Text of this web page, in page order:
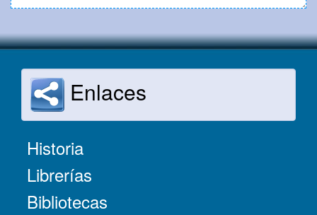
Enlaces
Historia
Librerías
Bibliotecas